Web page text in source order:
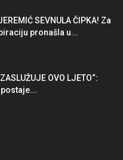
SEVNULA ČIPKA! Za
pronašla u...
OVO LJETO“: